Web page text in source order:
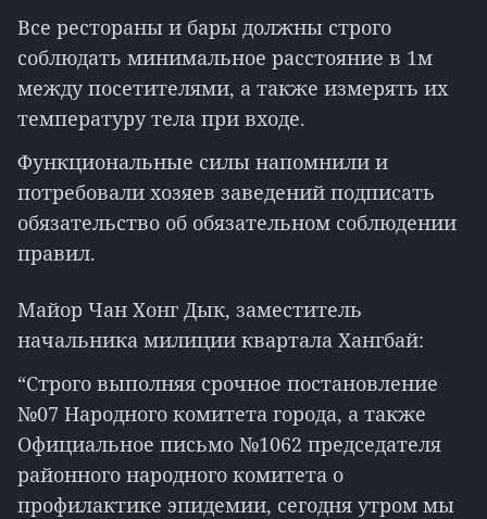
Все рестораны и бары должны строго
соблюдать минимальное расстояние в 1м
между посетителями, а также измерять их
температуру тела при входе.
Функциональные силы напомнили и
потребовали хозяев заведений подписать
обязательство об обязательном соблюдении
правил.
Майор Чан Хонг Дык, заместитель
начальника милиции квартала Хангбай:
“Строго выполняя срочное постановление
№07 Народного комитета города, а также
Официальное письмо №1062 председателя
районного народного комитета о
профилактике эпидемии, сегодня утром мы